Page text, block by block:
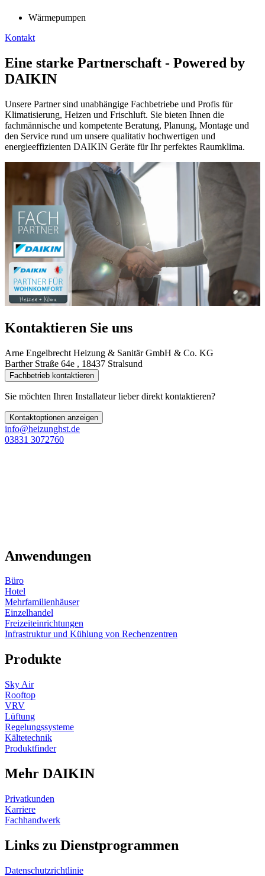
Wärmepumpen
Kontakt
Eine starke Partnerschaft - Powered by
DAIKIN
Unsere Partner sind unabhängige Fachbetriebe und Profis für
Klimatisierung, Heizen und Frischluft. Sie bieten Ihnen die
fachmännische und kompetente Beratung, Planung, Montage und
den Service rund um unsere qualitativ hochwertigen und
energieeffizienten DAIKIN Geräte für Ihr perfektes Raumklima.
Kontaktieren Sie uns
Arne Engelbrecht Heizung & Sanitär GmbH & Co. KG
Barther Straße 64e , 18437 Stralsund
Fachbetrieb kontaktieren
Sie möchten Ihren Installateur lieber direkt kontaktieren?
Kontaktoptionen anzeigen
info@heizunghst.de
03831 3072760
Anwendungen
Büro
Hotel
Mehrfamilienhäuser
Einzelhandel
Freizeiteinrichtungen
Infrastruktur und Kühlung von Rechenzentren
Produkte
Sky Air
Rooftop
VRV
Lüftung
Regelungssysteme
Kältetechnik
Produktfinder
Mehr DAIKIN
Privatkunden
Karriere
Fachhandwerk
Links zu Dienstprogrammen
Datenschutzrichtlinie